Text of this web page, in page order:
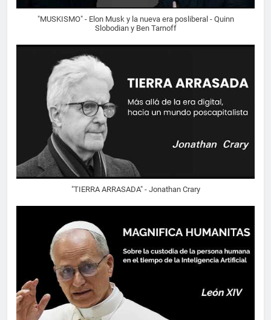
"MUSKISMO" - Elon Musk y la nueva era posliberal - Quinn
Slobodian y Ben Tarnoff
"TIERRA ARRASADA" - Jonathan Crary